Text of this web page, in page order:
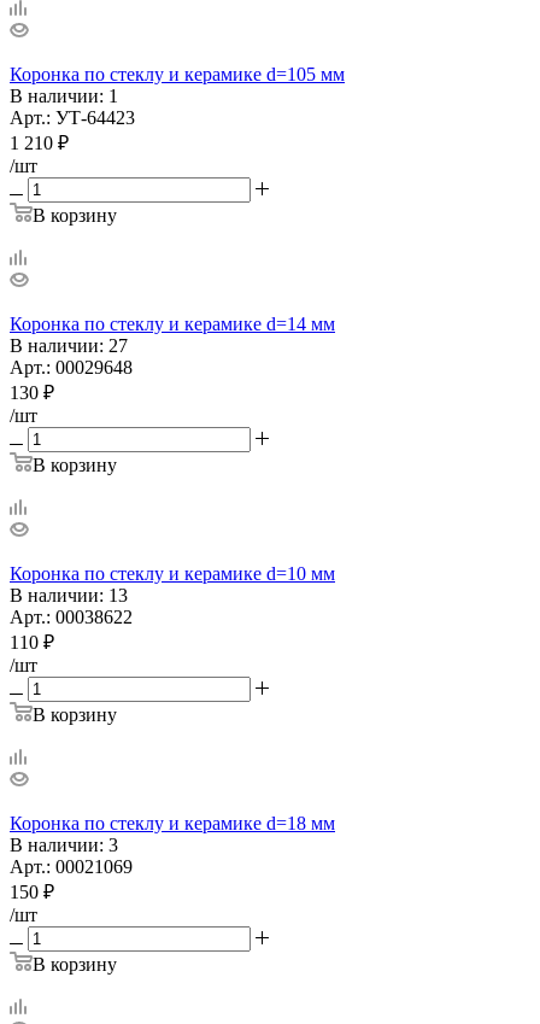
Коронка по стеклу и керамике d=105 мм
В наличии: 1
Арт.: УТ-64423
1 210 ₽
/шт
В корзину
Коронка по стеклу и керамике d=14 мм
В наличии: 27
Арт.: 00029648
130 ₽
/шт
В корзину
Коронка по стеклу и керамике d=10 мм
В наличии: 13
Арт.: 00038622
110 ₽
/шт
В корзину
Коронка по стеклу и керамике d=18 мм
В наличии: 3
Арт.: 00021069
150 ₽
/шт
В корзину